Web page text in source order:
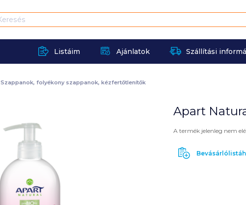
Listáim Ajánlatok Szállítási
Szappanok, folyékony szappanok, kézfertőtlenítők
Apart
A termék jelenleg nem